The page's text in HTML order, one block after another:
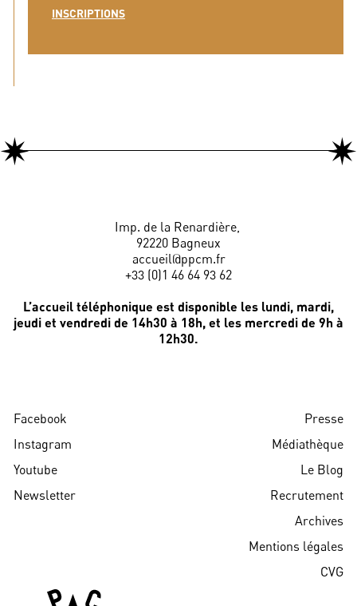
INSCRIPTIONS
Imp. de la Renardière,
92220 Bagneux
accueil@ppcm.fr
+33 (0)1 46 64 93 62
L’accueil téléphonique est disponible les lundi, mardi,
jeudi et vendredi de 14h30 à 18h, et les mercredi de 9h à
12h30.
Facebook
Instagram
Youtube
Newsletter
Presse
Médiathèque
Le Blog
Recrutement
Archives
Mentions légales
CVG